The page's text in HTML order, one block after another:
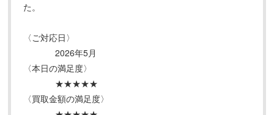
た。
〈ご対応日〉
2026年5月
〈本日の満足度〉
★★★★★
〈買取金額の満足度〉